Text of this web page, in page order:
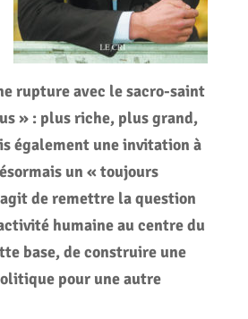
rupture avec le sacro-saint
» : plus riche, plus grand,
également une invitation à
un « toujours
de remettre la question
humaine au centre du
base, de construire une
pour une autre